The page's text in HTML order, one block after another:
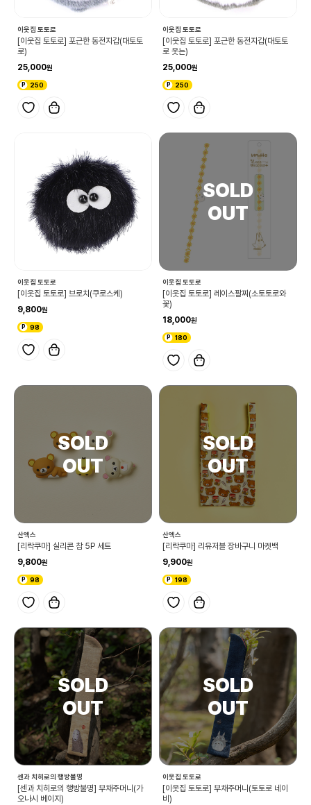
이웃집 토토로
[이웃집 토토로] 포근한 동전지갑(대토토
로)
25,000
250
이웃집 토토로
[이웃집 토토로] 포근한 동전지갑(대토토
로 웃는)
25,000
250
이웃집 토토로
[이웃집 토토로] 브로치(쿠로스케)
9,800
98
이웃집 토토로
[이웃집 토토로] 레이스팔찌(소토토로와
꽃)
18,000
180
산엑스
[리락쿠마] 실리콘 참 5P 세트
9,800
98
산엑스
[리락쿠마] 리유저블 장바구니 마켓백
9,900
198
센과 치히로의 행방불명
[센과 치히로의 행방불명] 부채주머니(가
오나시 베이지)
이웃집 토토로
[이웃집 토토로] 부채주머니(토토로 네이
비)